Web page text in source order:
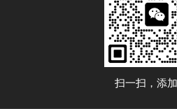
扫一扫，添